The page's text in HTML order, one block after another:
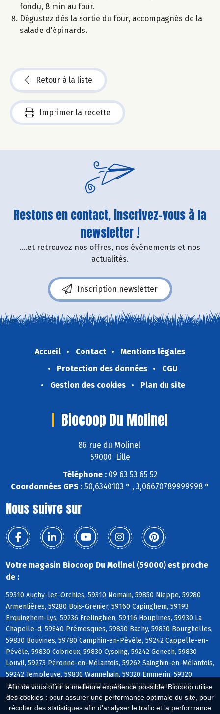
Afin de vous offrir la meilleure expérience possible, Biocoop utilise
des cookies : pour assurer une performance optimale du site, pour
récolter des statistiques afin d'analyser le trafic et la performance
fondu, 8 min au four.
Dégustez dès la sortie du four, accompagnés de la
salade d'épinards.
Retour à la liste
Imprimer la recette
Restons en contact, inscrivez-vous à la
newsletter !
....et retrouvez nos offres, nos événements et nos
actualités.
Inscription newsletter
Accueil Contact
Mentions légales
Protection des données
CGU
Gestion des cookies
Plan du site
Biocoop Du Molinel
86 rue du Molinel
59000 Lille
Téléphone :09 63 53 65 52
Coordonnées GPS : 50,6340103 ° , 3,06670789999998 °
Nous suivre sur
Votre magasin Biocoop Du Molinel (59000) est proche
de :
59310 Auchy-lez-Orchies, 59310 Nomain, 59850 Nieppe, 59280
Armentières, 59280 Bois-Grenier, 59160 Capinghem, 59193
Erquinghem-Lys, 59236 Frelinghien, 59116 Houplines, 59930 La
Chapelle-d, 59840 Prémesques, 59830 Bachy, 59830 Bourghelles,
59830 Bouvines, 59780 Camphin-en-Pévèle, 59242 Cappelle-en-
Pévèle, 59830 Cobrieux, 59830 Cysoing, 59242 Genech, 59830
Louvil, 59273 Péronne-en-Mélantois, 59262 Sainghin-en-Mélantois,
59242 Templeuve, 59830 Wannehain, 59320 Emmerin, 59320
Haubourdin, 59120 Loos, 59211 Santes, 59136 Wavrin, 59249
Aubers